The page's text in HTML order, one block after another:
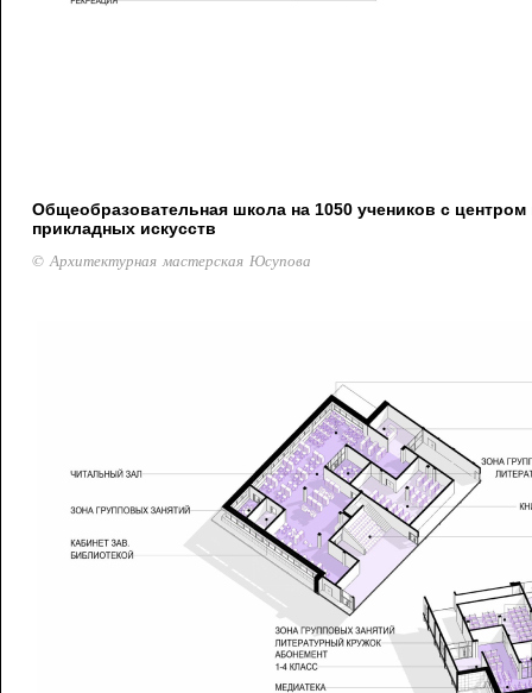
Общеобразовательная школа на 1050 учеников с
прикладных искусств
© Архитектурная мастерская Юсупова